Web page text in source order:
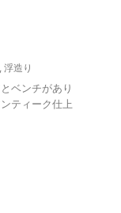
, 浮造り
ベンチがあり
ティーク仕上